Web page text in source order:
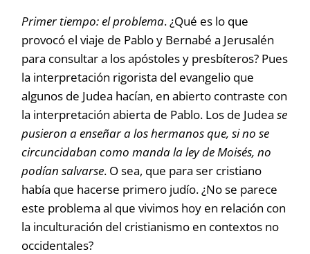
Primer tiempo: el problema. ¿Qué es lo que
provocó el viaje de Pablo y Bernabé a Jerusalén
para consultar a los apóstoles y presbíteros? Pues
la interpretación rigorista del evangelio que
algunos de Judea hacían, en abierto contraste con
la interpretación abierta de Pablo. Los de Judease
pusieron a enseñar a los hermanos que, si no se
circuncidaban como manda la ley de Moisés, no
podían salvarse. O sea, que para ser cristiano
había que hacerse primero judío. ¿No se parece
este problema al que vivimos hoy en relación con
la inculturación del cristianismo en contextos no
occidentales?